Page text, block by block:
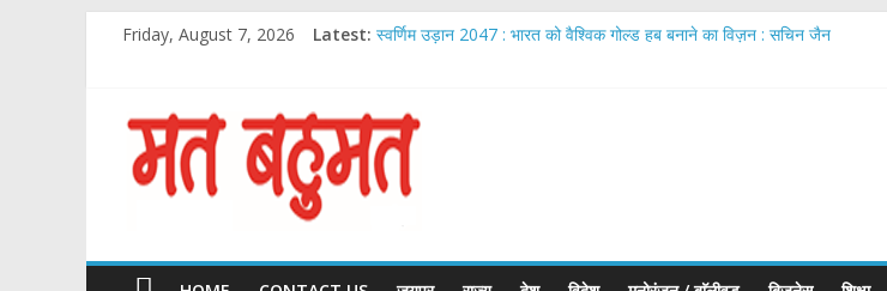
Friday, August 7, 2026 Latest: स्वर्णिम उड़ान 2047 : भारत को वैश्विक गोल्ड हब बनाने का विज़न : सचिन जैन
Chirag Paswan Inaugurates IIJS Premiere 2026 Phase II; Calls
आदेश चौधरी ‘ये रिश्ता क्या कहलाता है’ में शामिल हुए; अपने नए रोल और दमानी परिवार की
IIJS भारत प्रीमियर 2026: भारतीय ज्वेलरी उद्योग को वैश्विक नेतृत्व की ओर ले जा रहा
Matbahumat
Matbahumat